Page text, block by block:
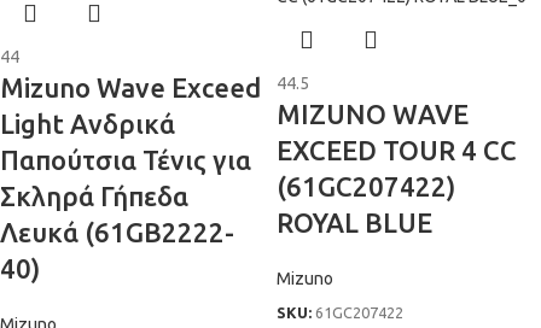
44
Mizuno Wave Exceed
Light Ανδρικά
Παπούτσια Τένις για
Σκληρά Γήπεδα
Λευκά (61GB2222-
40)
44.5
MIZUNO WAVE
EXCEED TOUR 4 CC
(61GC207422)
ROYAL BLUE
Mizuno
SKU: 61GC207422